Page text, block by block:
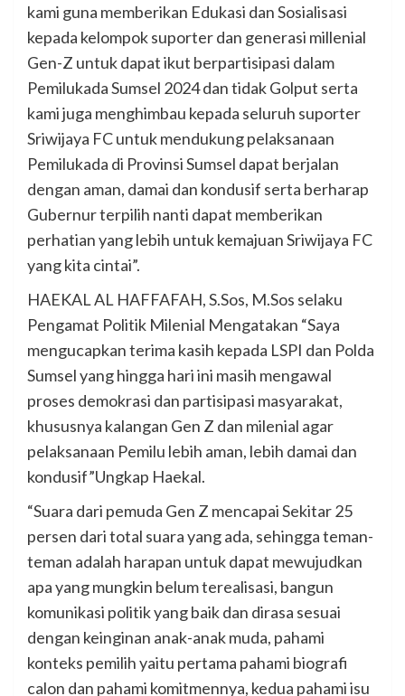
kami guna memberikan Edukasi dan Sosialisasi
kepada kelompok suporter dan generasi millenial
Gen-Z untuk dapat ikut berpartisipasi dalam
Pemilukada Sumsel 2024 dan tidak Golput serta
kami juga menghimbau kepada seluruh suporter
Sriwijaya FC untuk mendukung pelaksanaan
Pemilukada di Provinsi Sumsel dapat berjalan
dengan aman, damai dan kondusif serta berharap
Gubernur terpilih nanti dapat memberikan
perhatian yang lebih untuk kemajuan Sriwijaya FC
yang kita cintai”.
HAEKAL AL HAFFAFAH, S.Sos, M.Sos selaku
Pengamat Politik Milenial Mengatakan “Saya
mengucapkan terima kasih kepada LSPI dan Polda
Sumsel yang hingga hari ini masih mengawal
proses demokrasi dan partisipasi masyarakat,
khususnya kalangan Gen Z dan milenial agar
pelaksanaan Pemilu lebih aman, lebih damai dan
kondusif”Ungkap Haekal.
“Suara dari pemuda Gen Z mencapai Sekitar 25
persen dari total suara yang ada, sehingga teman-
teman adalah harapan untuk dapat mewujudkan
apa yang mungkin belum terealisasi, bangun
komunikasi politik yang baik dan dirasa sesuai
dengan keinginan anak-anak muda, pahami
konteks pemilih yaitu pertama pahami biografi
calon dan pahami komitmennya, kedua pahami isu